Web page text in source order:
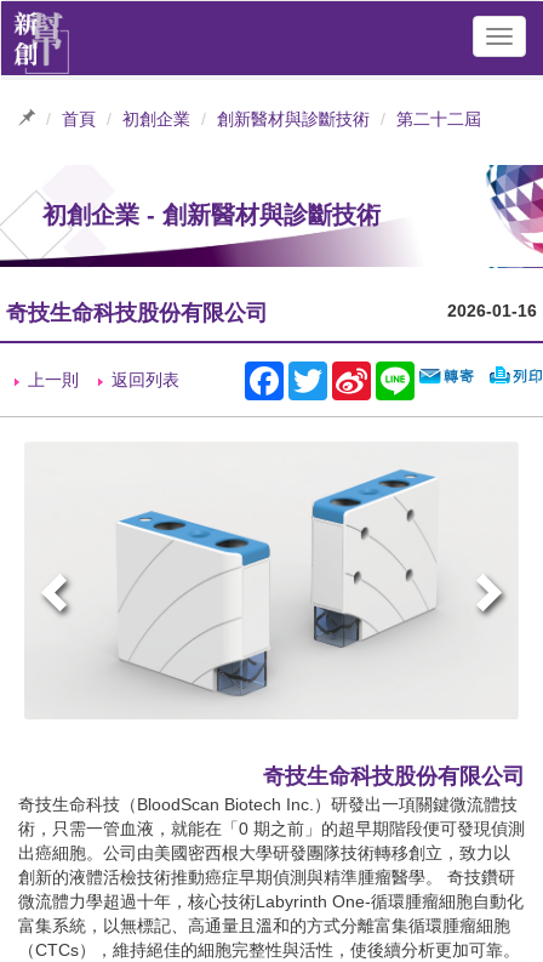
首頁 初創企業 創新醫材與診斷技術 第二十二屆
初創企業 - 創新醫材與診斷技術
奇技生命科技股份有限公司 2026-01-16
上一則 返回列表 Facebook
TwitterSina
Weibo
Line
奇技生命科技股份有限公司
奇技生命科技（BloodScan Biotech Inc.）研發出一項關鍵微流體技
術，只需一管血液，就能在「0 期之前」的超早期階段便可發現偵測
出癌細胞。公司由美國密西根大學研發團隊技術轉移創立，致力以
創新的液體活檢技術推動癌症早期偵測與精準腫瘤醫學。 奇技鑽研
微流體力學超過十年，核心技術Labyrinth One-循環腫瘤細胞自動化
富集系統，以無標記、高通量且溫和的方式分離富集循環腫瘤細胞
（CTCs），維持絕佳的細胞完整性與活性，使後續分析更加可靠。